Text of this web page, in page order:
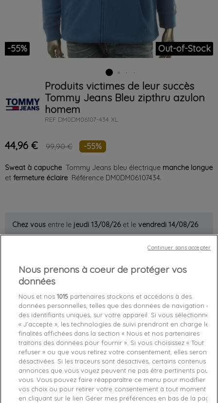
-55% Out-of-Stock
Produits victimes de leur succès
Tommy Jeans Bleu zipthru azulon
homem
REF DM0DM06107-434 XL
44,96 € 99,90 € -55%
Sweat à capuche Tommy Jeans bleu électrique manche longue
et fermeture éclaire Référence DM0DM06107434.
Chez vous entre le jeudi 13/08/26et le vendredi 14/08/26
Je craque !
Livraison gratuite *
Retours sous 100 jours
Produit certifié authentique
Caractéristiques produit
Description Détails du produit Fabriquant
Nous prenons à coeur de protéger vos
données
Nous et nos1015 partenaires stockons et accédons à des
données personnelles, telles que des données de navigation ou
des identifiants uniques, sur votre appareil. Si vous sélectionnez
« J’accepte », les technologies de suivi prendront en charge les
finalités affichées dans la section « Nous et nos partenaires
traitons des données pour fournir ». Si vous choisissez « Tout
refuser » ou que vous retirez votre consentement, elles seront
désactivées. Si les traceurs sont désactivés, certains contenus et
annonces que vous voyez peuvent ne pas être pertinents pour
vous. Vous pouvez faire réapparaître ce menu pour modifier
vos choix ou pour retirer votre consentement à tout moment
en cliquant sur le lien Gérer mes préférences en bas de la page
Continuer sans accepter